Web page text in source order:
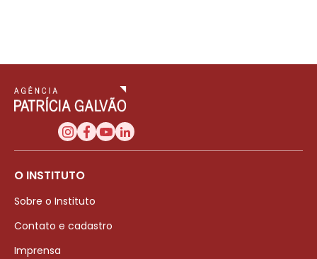
O INSTITUTO
Sobre o Instituto
Contato e cadastro
Imprensa